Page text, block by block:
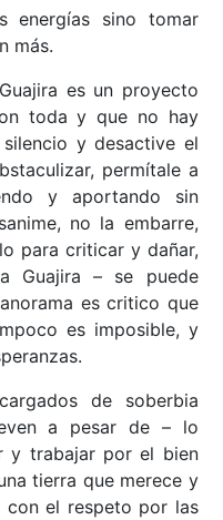
energías sino tomar
más.
es un proyecto
toda y que no hay
y desactive el
permítale a
y aportando sin
no la embarre,
para criticar y dañar,
Guajira – se puede
es critico que
es imposible, y
de soberbia
a pesar de – lo
y trabajar por el bien
tierra que merece y
con el respeto por las